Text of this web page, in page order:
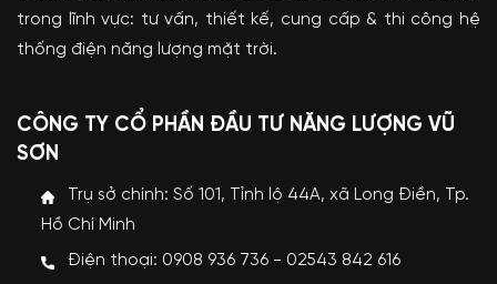
trong lĩnh vực: tư vấn, thiết kế, cung cấp & thi công hệ
thống điện năng lượng mặt trời.
CÔNG TY CỔ PHẦN ĐẦU TƯ NĂNG LƯỢNG VŨ
SƠN
Trụ sở chính: Số 101, Tỉnh lộ 44A, xã Long Điền, Tp.
Hồ Chí Minh
Điện thoại: 0908 936 736 - 02543 842 616